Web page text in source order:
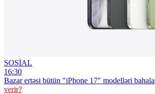
SOSİAL
16:30
Bazar ertəsi bütün "iPhone 17" modelləri
verir?